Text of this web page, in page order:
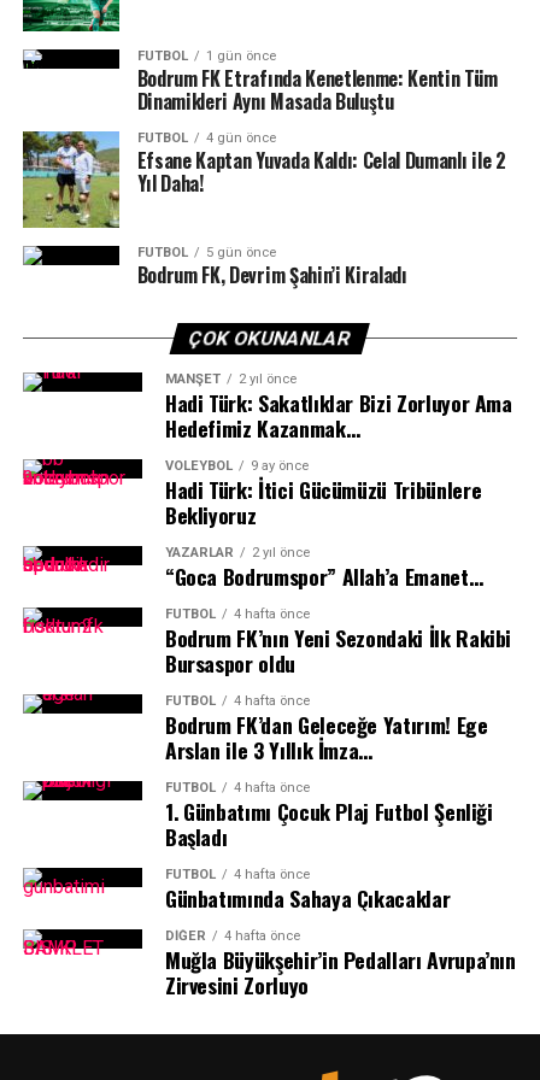
Yayın hayatına 19 Mayıs 2023 yılında başlayan Sportre
Dergisi’nin organizasyonu olan gecemizin ilkini Mart
2025’de yapmıştık. Önümüzdeki yıl üçüncü
organizasyonumuzda buluşmak üzere gecemize hoş
geldiniz.”
Sportre yorumcuları ve yazarları tarafından oluşan bir
jürinin belirlediği ve 19 kategoride 58 başarılı spor
insanının ödül aldığı “Grey Beton Sporun Enleri Bodrum
2025” ödülleri şu isimlerden oluştu:
En Başarılı Takımlar :Yalıkavak Yelken SK U 14
forma giyemedi.
Bodrum ekibi ESA, dördüncü maçında 1 Kasım Cuma
günü saat 17.00’de Bitez GSB Spor Salonu’nda Marmaris
Belediyespor’u konuk edecek.
Haber/Foto: Şener Bilgin
FUTBOL 1 gün önce
Bodrum FK Etrafında Kenetlenme: Kentin Tüm
Dinamikleri Aynı Masada Buluştu
FUTBOL 4 gün önce
Efsane Kaptan Yuvada Kaldı: Celal Dumanlı ile 2
Yıl Daha!
FUTBOL 5 gün önce
Bodrum FK, Devrim Şahin’i Kiraladı
ÇOK OKUNANLAR
MANŞET 2 yıl önce
Hadi Türk: Sakatlıklar Bizi Zorluyor Ama
Hedefimiz Kazanmak…
VOLEYBOL 9 ay önce
Hadi Türk: İtici Gücümüzü Tribünlere
Bekliyoruz
YAZARLAR 2 yıl önce
“Goca Bodrumspor” Allah’a Emanet…
FUTBOL 4 hafta önce
Bodrum FK’nın Yeni Sezondaki İlk Rakibi
Bursaspor oldu
FUTBOL 4 hafta önce
Bodrum FK’dan Geleceğe Yatırım! Ege
Arslan ile 3 Yıllık İmza…
FUTBOL 4 hafta önce
1.⁠ ⁠Günbatımı Çocuk Plaj Futbol Şenliği
Başladı
FUTBOL 4 hafta önce
Günbatımında Sahaya Çıkacaklar
DIĞER 4 hafta önce
Muğla Büyükşehir’in Pedalları Avrupa’nın
Zirvesini Zorluyo